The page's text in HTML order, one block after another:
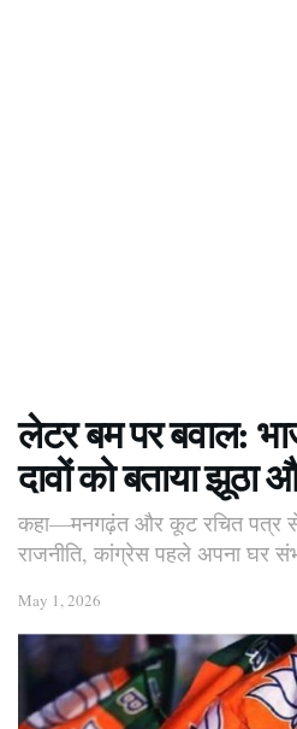
लेटर बम पर बवाल:
दावों को बताया झूठा
कहा—मनगढ़ंत और कूट रचित पत्र से
राजनीति, कांग्रेस पहले अपना घर
May 1, 2026